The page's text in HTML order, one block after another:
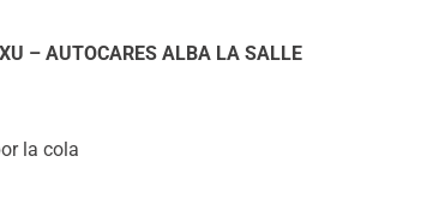
– AUTOCARES ALBA LA SALLE
la cola